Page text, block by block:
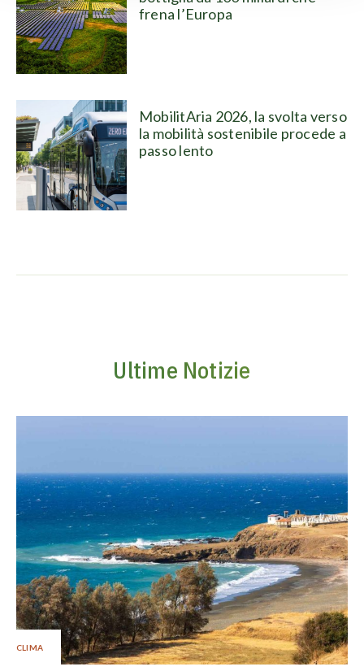
frena l’Europa
MobilitAria 2026, la svolta verso
la mobilità sostenibile procede a
passo lento
Ultime Notizie
CLIMA